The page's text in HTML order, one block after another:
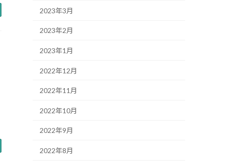
2023年3月
2023年2月
2023年1月
2022年12月
2022年11月
2022年10月
2022年9月
2022年8月